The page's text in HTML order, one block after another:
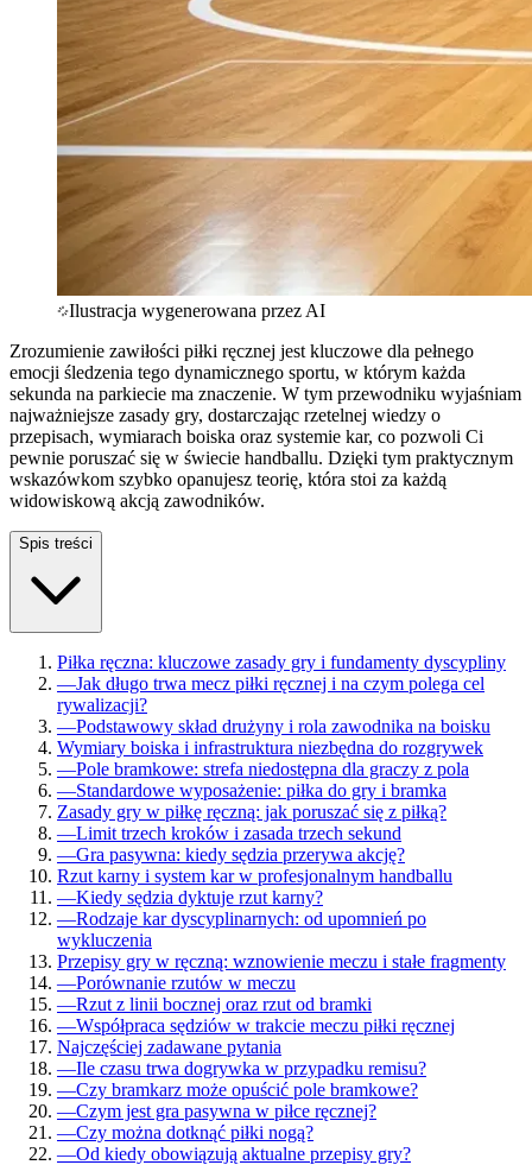
Ilustracja wygenerowana przez AI
Zrozumienie zawiłości piłki ręcznej jest kluczowe dla pełnego
emocji śledzenia tego dynamicznego sportu, w którym każda
sekunda na parkiecie ma znaczenie. W tym przewodniku wyjaśniam
najważniejsze zasady gry, dostarczając rzetelnej wiedzy o
przepisach, wymiarach boiska oraz systemie kar, co pozwoli Ci
pewnie poruszać się w świecie handballu. Dzięki tym praktycznym
wskazówkom szybko opanujesz teorię, która stoi za każdą
widowiskową akcją zawodników.
Spis treści
Piłka ręczna: kluczowe zasady gry i fundamenty dyscypliny
—Jak długo trwa mecz piłki ręcznej i na czym polega cel
rywalizacji?
—Podstawowy skład drużyny i rola zawodnika na boisku
Wymiary boiska i infrastruktura niezbędna do rozgrywek
—Pole bramkowe: strefa niedostępna dla graczy z pola
—Standardowe wyposażenie: piłka do gry i bramka
Zasady gry w piłkę ręczną: jak poruszać się z piłką?
—Limit trzech kroków i zasada trzech sekund
—Gra pasywna: kiedy sędzia przerywa akcję?
Rzut karny i system kar w profesjonalnym handballu
—Kiedy sędzia dyktuje rzut karny?
—Rodzaje kar dyscyplinarnych: od upomnień po
wykluczenia
Przepisy gry w ręczną: wznowienie meczu i stałe fragmenty
—Porównanie rzutów w meczu
—Rzut z linii bocznej oraz rzut od bramki
—Współpraca sędziów w trakcie meczu piłki ręcznej
Najczęściej zadawane pytania
—Ile czasu trwa dogrywka w przypadku remisu?
—Czy bramkarz może opuścić pole bramkowe?
—Czym jest gra pasywna w piłce ręcznej?
—Czy można dotknąć piłki nogą?
—Od kiedy obowiązują aktualne przepisy gry?